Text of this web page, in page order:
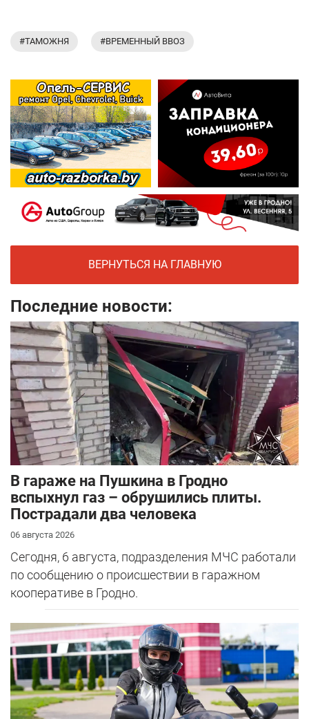
#ТАМОЖНЯ #ВРЕМЕННЫЙ ВВОЗ
ВЕРНУТЬСЯ НА ГЛАВНУЮ
Последние новости:
В гараже на Пушкина в Гродно
вспыхнул газ – обрушились плиты.
Пострадали два человека
06 августа 2026
Сегодня, 6 августа, подразделения МЧС работали
по сообщению о происшествии в гаражном
кооперативе в Гродно.